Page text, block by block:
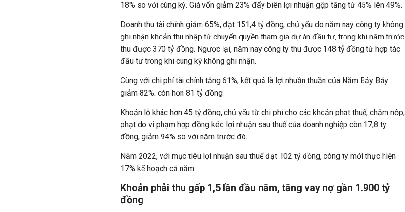
18% so với cùng kỳ. Giá vốn giảm 23% đẩy biên lợi nhuận gộp tăng từ 45% lên 49%.
Doanh thu tài chính giảm 65%, đạt 151,4 tỷ đồng, chủ yếu do năm nay công ty không
ghi nhận khoản thu nhập từ chuyển quyền tham gia dự án đầu tư, trong khi năm trước
thu được 370 tỷ đồng. Ngược lại, năm nay công ty thu được 148 tỷ đồng từ hợp tác
đầu tư trong khi cùng kỳ không ghi nhận.
Cùng với chi phí tài chính tăng 61%, kết quả là lợi nhuần thuần của Năm Bảy Bảy
giảm 82%, còn hơn 81 tỷ đồng.
Khoản lỗ khác hơn 45 tỷ đồng, chủ yếu từ chi phí cho các khoản phạt thuế, chậm nộp,
phạt do vi phạm hợp đồng kéo lợi nhuận sau thuế của doanh nghiệp còn 17,8 tỷ
đồng, giảm 94% so với năm trước đó.
Năm 2022, với mục tiêu lợi nhuận sau thuế đạt 102 tỷ đồng, công ty mới thực hiện
17% kế hoạch cả năm.
Khoản phải thu gấp 1,5 lần đầu năm, tăng vay nợ gần 1.900 tỷ
đồng